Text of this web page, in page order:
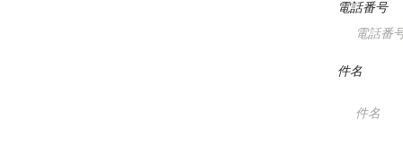
電話番号
件名